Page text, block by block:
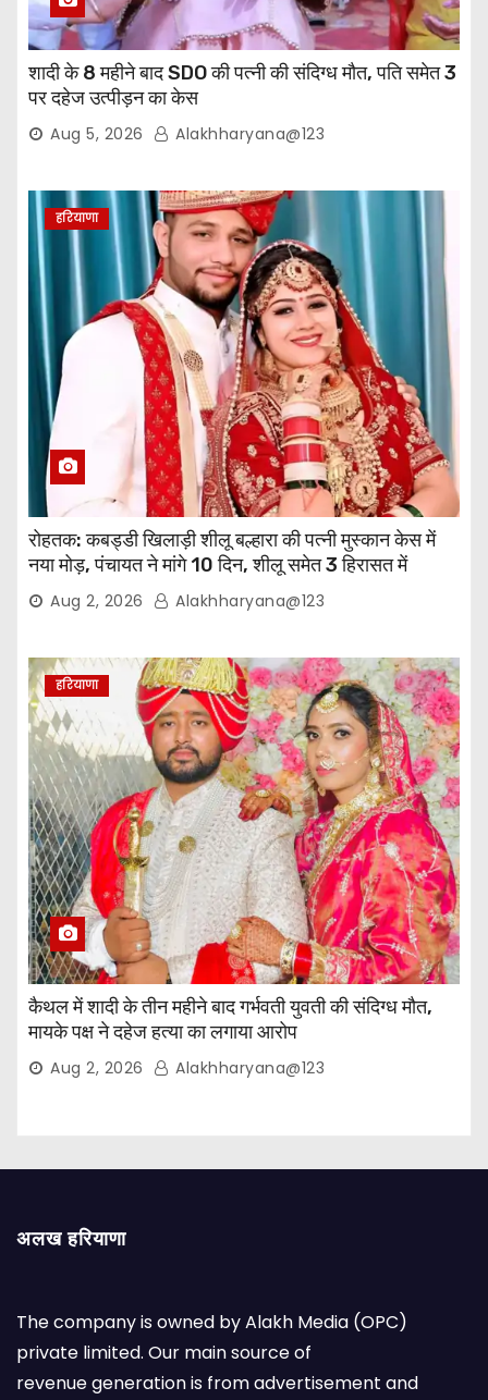
शादी के 8 महीने बाद SDO की पत्नी की संदिग्ध मौत, पति समेत 3
पर दहेज उत्पीड़न का केस
Aug 5, 2026 Alakhharyana@123
हरियाणा
रोहतक: कबड्डी खिलाड़ी शीलू बल्हारा की पत्नी मुस्कान केस में
नया मोड़, पंचायत ने मांगे 10 दिन, शीलू समेत 3 हिरासत में
Aug 2, 2026 Alakhharyana@123
हरियाणा
कैथल में शादी के तीन महीने बाद गर्भवती युवती की संदिग्ध मौत,
मायके पक्ष ने दहेज हत्या का लगाया आरोप
Aug 2, 2026 Alakhharyana@123
अलख हरियाणा
The company is owned by Alakh Media (OPC)
private limited. Our main source of
revenue generation is from advertisement and